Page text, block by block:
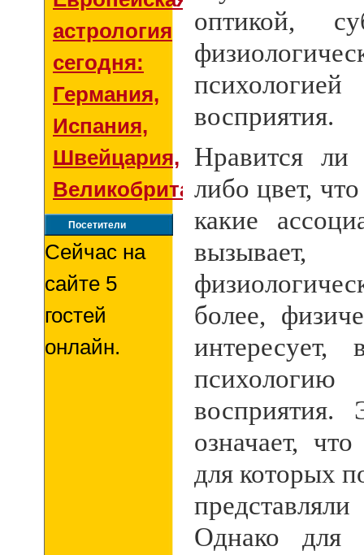
астрология
сегодня:
Германия,
Испания,
Швейцария,
Великобритания
Посетители
Сейчас на
сайте 5
гостей
онлайн.
оптикой,
восприятия.
Нравится ли
либо цвет,
какие
более,
означает,
для которых
Однако для